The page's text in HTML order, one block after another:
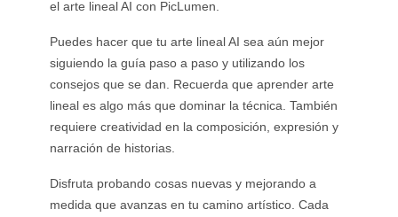
el arte lineal AI con PicLumen.
Puedes hacer que tu arte lineal AI sea aún mejor
siguiendo la guía paso a paso y utilizando los
consejos que se dan. Recuerda que aprender arte
lineal es algo más que dominar la técnica. También
requiere creatividad en la composición, expresión y
narración de historias.
Disfruta probando cosas nuevas y mejorando a
medida que avanzas en tu camino artístico. Cada